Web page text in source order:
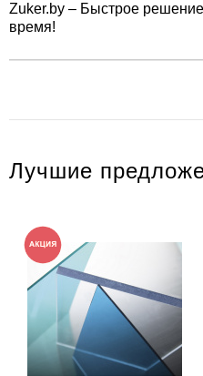
Zuker.by – Быстрое
время!
Лучшие